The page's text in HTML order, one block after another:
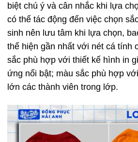
biệt chú ý và cân nhắc khi lựa
có thể tác động đến việc chọn
sinh nên lưu tâm khi lựa chọn,
thể hiện gần nhất với nét cá tính
sắc phù hợp với thiết kế hình in
ứng nổi bật; màu sắc phù hợp
lớn các thành viên trong lớp.